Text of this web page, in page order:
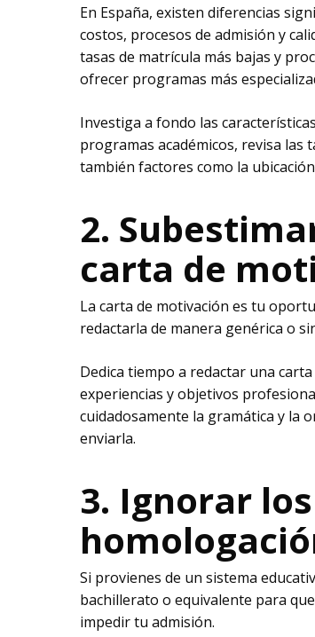
En España, existen diferencias
costos, procesos de admisión y
tasas de matrícula más bajas y
ofrecer programas más
Investiga a fondo las
programas académicos, revisa las
también factores como la
2.
carta de
La carta de motivación es tu
redactarla de manera genérica o
Dedica tiempo a redactar una
experiencias y objetivos
cuidadosamente la gramática y la
enviarla.
3. Ignorar
Si provienes de un sistema
bachillerato o equivalente para
impedir tu admisión.​